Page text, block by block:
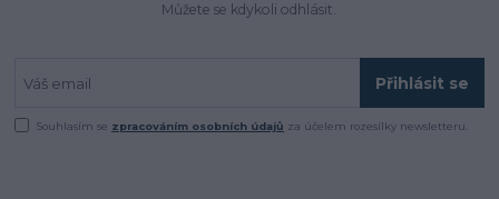
Můžete se kdykoli odhlásit.
Přihlásit se
Souhlasím se zpracováním osobních údajů za účelem rozesílky newsletteru.